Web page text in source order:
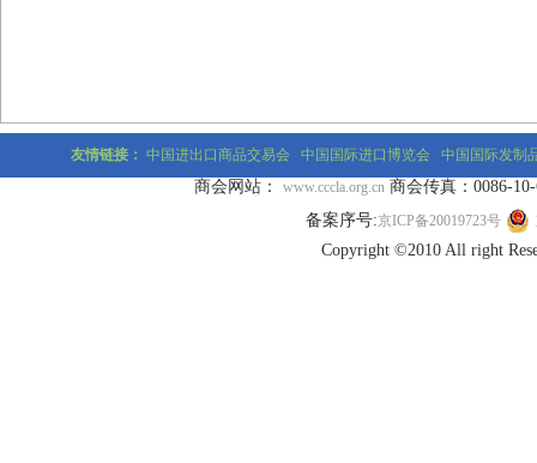
友情链接： 中国进出口商品交易会 中国国际进口博览会 中国国际发制
商会网站： www.cccla.org.cn 商会传真：0086-10-
备案序号:京ICP备20019723号
Copyright ©2010 All right